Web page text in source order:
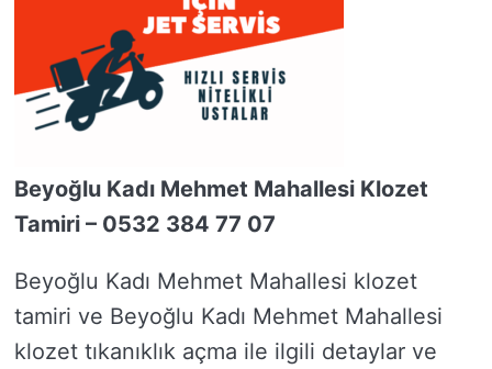
Beyoğlu Kadı Mehmet Mahallesi Klozet
Tamiri – 0532 384 77 07
Beyoğlu Kadı Mehmet Mahallesi klozet
tamiri ve Beyoğlu Kadı Mehmet Mahallesi
klozet tıkanıklık açma ile ilgili detaylar ve